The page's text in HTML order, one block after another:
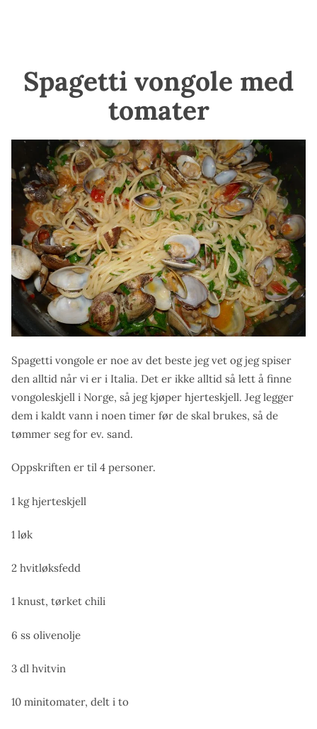
Spagetti vongole med
tomater
Spagetti vongole er noe av det beste jeg vet og jeg spiser
den alltid når vi er i Italia. Det er ikke alltid så lett å finne
vongoleskjell i Norge, så jeg kjøper hjerteskjell. Jeg legger
dem i kaldt vann i noen timer før de skal brukes, så de
tømmer seg for ev. sand.
Oppskriften er til 4 personer.
1 kg hjerteskjell
1 løk
2 hvitløksfedd
1 knust, tørket chili
6 ss olivenolje
3 dl hvitvin
10 minitomater, delt i to